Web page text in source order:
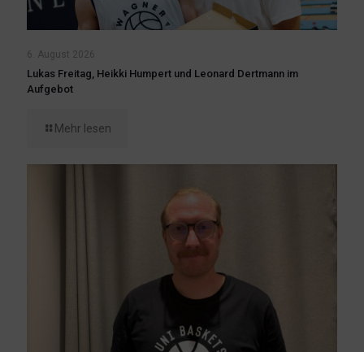
6. August 2026
Lukas Freitag, Heikki Humpert und Leonard Dertmann im
Aufgebot
Mehr lesen